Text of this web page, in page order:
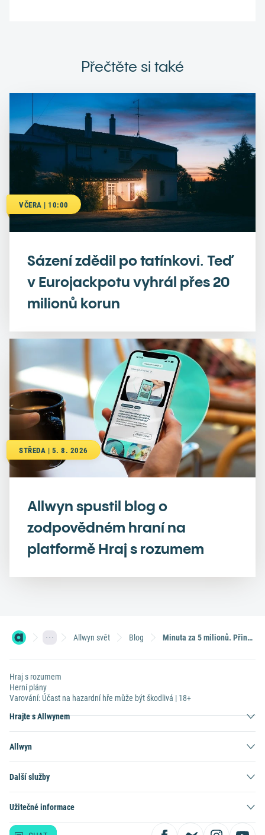
Přečtěte si také
VČERA | 10:00
Sázení zdědil po tatínkovi. Teď
v Eurojackpotu vyhrál přes 20
milionů korun
STŘEDA | 5. 8. 2026
Allwyn spustil blog o
zodpovědném hraní na
platformě Hraj s rozumem
Allwyn svět Blog Minuta za 5 milionů. Přinášíme 3 rekordy ze světa seriálů
Hraj s rozumem
Herní plány
Varování: Účast na hazardní hře může být škodlivá | 18+
Hrajte s Allwynem
Allwyn
Další služby
Užitečné informace